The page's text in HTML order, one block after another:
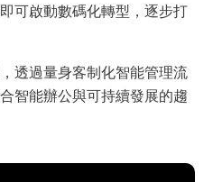
可啟動數碼化轉型，逐步打
透過量身客制化智能管理流
智能辦公與可持續發展的趨